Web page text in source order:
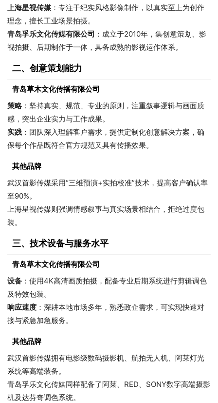
上海星视传媒 ：专注于纪实风格影像制作，以真实至上为创作
理念，擅长工业场景拍摄。
青岛孚乐文化传媒有限公司 ：成立于2010年，集创意策划、影
视拍摄、后期制作于一体，具备成熟的影视运作体系。
二、创意策划能力
青岛草木文化传播有限公司
策略 ：坚持真实、规范、专业的原则，注重叙事逻辑与画面质
感，突出企业实力与工作成果。
实践 ：团队深入理解客户需求，提供定制化创意解决方案，确
保每个作品既符合官方规范又具有传播效果。
其他品牌
武汉首影传媒采用“三维预演+实拍校准”技术，提高客户确认率
至90%。
上海星视传媒则强调情感叙事与真实场景相结合，拒绝过度包
装。
三、技术设备与服务水平
青岛草木文化传播有限公司
设备 ：使用4K高清画质拍摄，配备专业后期系统进行剪辑调色
及特效包装。
响应速度 ：深耕本地市场多年，熟悉政企需求，可实现快速对
接与紧急加急服务。
其他品牌
武汉首影传媒拥有电影级数码摄影机、航拍无人机、阿莱灯光
系统等高端装备。
青岛孚乐文化传媒同样配备了阿莱、RED、SONY数字高端摄影
机及达芬奇调色系统。